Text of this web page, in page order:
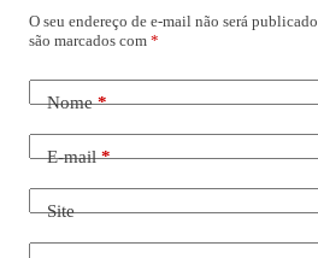
O seu endereço de e-mail não será publicado.
são marcados com *
Nome*
E-mail*
Site